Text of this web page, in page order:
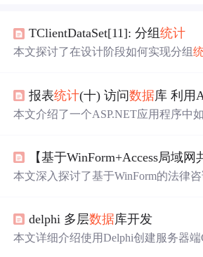
TClientDataSet[11]: 分组统计
本文探讨了在设计阶段如何实现分组
引创建、统计字段定义、显示文本获
报表统计(十) 访问数据库 利用
本文介绍了一个ASP.NET应用程序中
过网格视图展示特定区域的销售详情
【基于WinForm+Access局域网
本文深入探讨了基于WinForm的法律
件 外观、树操作和手写分页等高级技巧
delphi 多层数据库开发
本文详细介绍使用Delphi创建服务器